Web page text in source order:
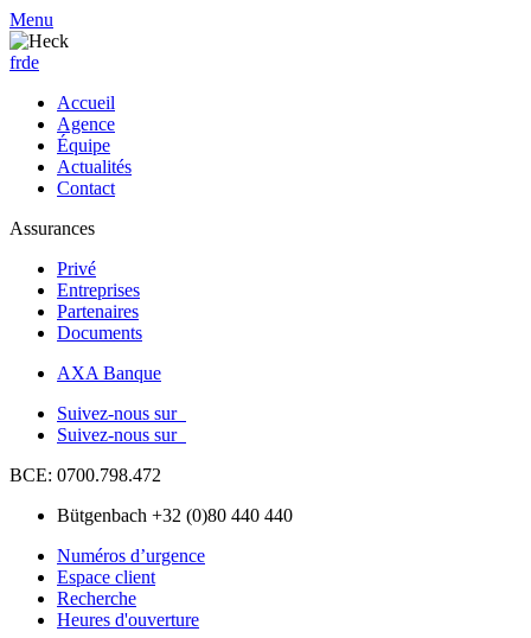
Menu
frde
Accueil
Agence
Équipe
Actualités
Contact
Assurances
Privé
Entreprises
Partenaires
Documents
AXA Banque
Suivez-nous sur
Suivez-nous sur
BCE: 0700.798.472
Bütgenbach +32 (0)80 440 440
Numéros d’urgence
Espace client
Recherche
Heures d'ouverture